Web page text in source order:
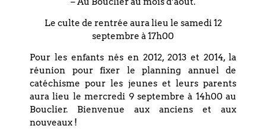
Comment voter :https://www.lebouclier.fr/elections-des-
conseillers-presbyteraux-fevrier-2024/
A noter
Samedi 13 à 16h30
Le culte de rentrée aura lieu le samedi 12
septembre à 17h00
Pour les enfants nés en 2012, 2013 et 2014, la
réunion pour fixer le planning annuel de
catéchisme pour les jeunes et leurs parents
aura lieu le mercredi 9 septembre à 14h00 au
Bouclier. Bienvenue aux anciens et aux
nouveaux !